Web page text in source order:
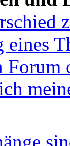
eines